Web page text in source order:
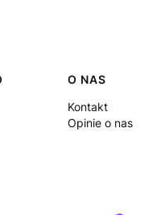
O NAS
Kontakt
Opinie o nas